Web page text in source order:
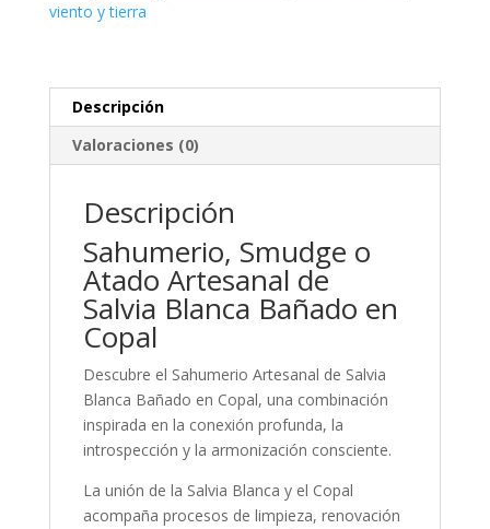
viento y tierra
Descripción
Valoraciones (0)
Descripción
Sahumerio, Smudge o
Atado Artesanal de
Salvia Blanca Bañado en
Copal
Descubre el Sahumerio Artesanal de Salvia
Blanca Bañado en Copal, una combinación
inspirada en la conexión profunda, la
introspección y la armonización consciente.
La unión de la Salvia Blanca y el Copal
acompaña procesos de limpieza, renovación